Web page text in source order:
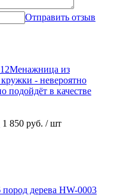
Отправить отзыв
1 850 руб. / шт